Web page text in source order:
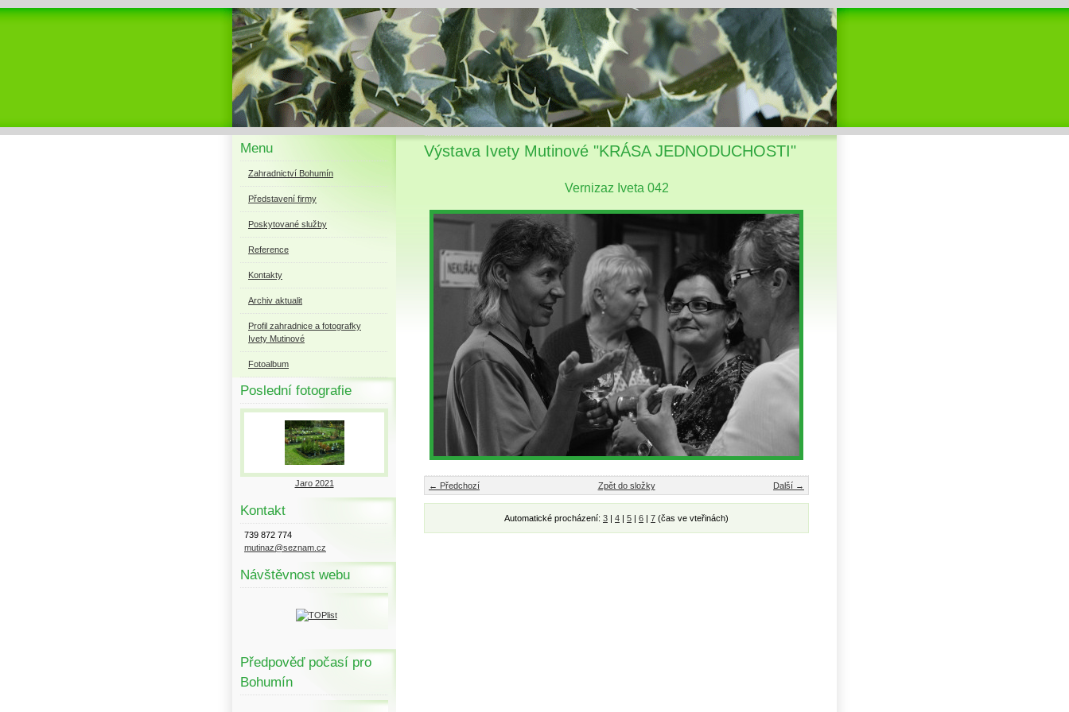
Menu
Zahradnictví Bohumín
Představení firmy
Poskytované služby
Reference
Kontakty
Archiv aktualit
Profil zahradnice a fotografky
Ivety Mutinové
Fotoalbum
Poslední fotografie
Jaro 2021
Kontakt
739 872 774
mutinaz@seznam.cz
Návštěvnost webu
Předpověď počasí pro
Bohumín
Výstava Ivety Mutinové "KRÁSA JEDNODUCHOSTI"
Vernizaz Iveta 042
← Předchozí Další →
Zpět do složky
Automatické procházení: 3 | 4 | 5 | 6 | 7 (čas ve vteřinách)